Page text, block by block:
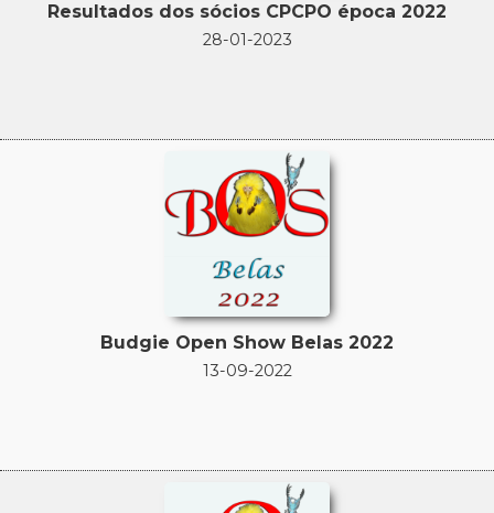
Resultados dos sócios CPCPO época 2022
28-01-2023
Budgie Open Show Belas 2022
13-09-2022